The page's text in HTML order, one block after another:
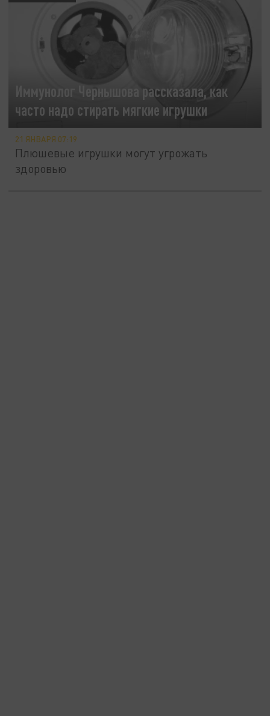
Иммунолог Чернышова рассказала, как
часто надо стирать мягкие игрушки
21 ЯНВАРЯ 07:19
Плюшевые игрушки могут угрожать
здоровью